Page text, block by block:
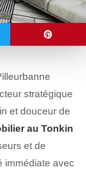
stratégique
et douceur de
au Tonkin
et de
immédiate avec